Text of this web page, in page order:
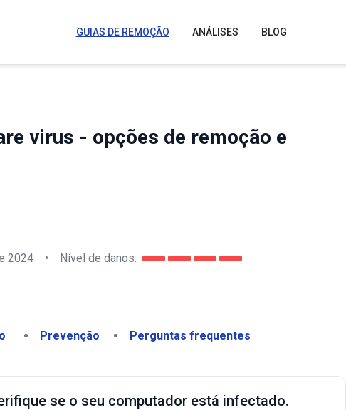
GUIAS DE REMOÇÃO ANÁLISES BLOG
virus - opções de remoção e
2024 • Nível de danos:
Prevenção Perguntas frequentes
se o seu computador está infectado.